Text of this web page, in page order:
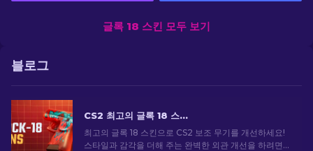
글록 18 스킨 모두 보기
블로그
CS2 최고의 글록 18 스킨: 전체 목록 [2026]
최고의 글록 18 스킨으로 CS2 보조 무기를 개선하세요!
스타일과 감각을 더해 주는 완벽한 외관 개선을 하려면